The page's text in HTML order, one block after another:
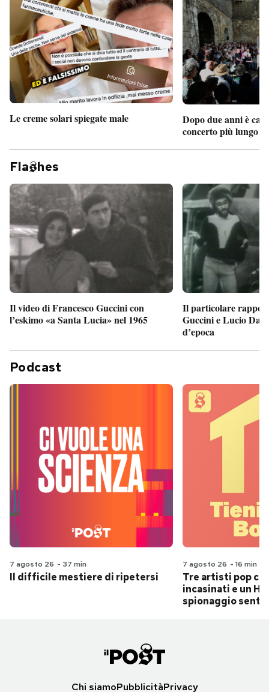
Le creme solari spiegate male
Dopo due anni è
concerto più lungo
Fla hes
Il video di Francesco Guccini con
l’eskimo «a Santa Lucia» nel 1965
Il particolare
Guccini e Lucio
d’epoca
Podcast
7 agosto 26 - 37 min
Il difficile mestiere di ripetersi
7 agosto 26 - 16 min
Tre artisti pop
incasinati e un
spionaggio
Chi siamoPubblicitàPrivacy